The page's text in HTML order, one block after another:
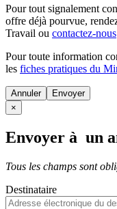
Pour tout signalement
offre déjà pourvue,
Travail ou contactez-nous
Pour toute information
les fiches pratiques du
Annuler
×
Envoyer à un
Tous les champs sont
Destinataire